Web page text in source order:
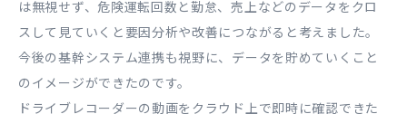
は無視せず、危険運転回数と勤怠、売上などのデータをクロ
スして見ていくと要因分析や改善につながると考えました。
今後の基幹システム連携も視野に、データを貯めていくこと
のイメージができたのです。
ドライブレコーダーの動画をクラウド上で即時に確認できた